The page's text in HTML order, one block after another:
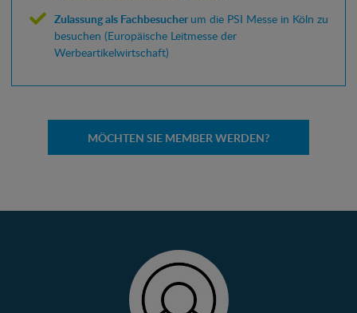
Zulassung als Fachbesucher um die PSI Messe in Köln zu
besuchen (Europäische Leitmesse der
Werbeartikelwirtschaft)
MÖCHTEN SIE MEMBER WERDEN?